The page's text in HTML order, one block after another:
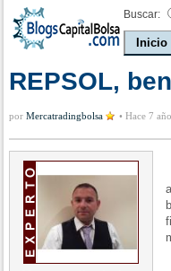
Buscar:
Inicio
REPSOL,
por Mercatradingbolsa • Hace 7